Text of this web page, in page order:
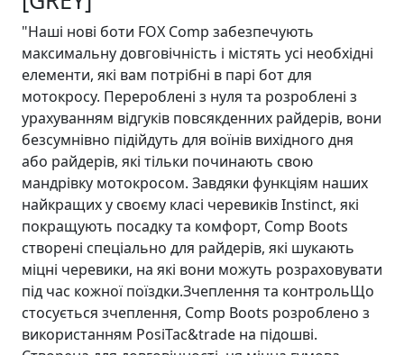
"Наші нові боти FOX Comp забезпечують
максимальну довговічність і містять усі необхідні
елементи, які вам потрібні в парі бот для
мотокросу. Перероблені з нуля та розроблені з
урахуванням відгуків повсякденних райдерiв, вони
безсумнівно підійдуть для воїнів вихідного дня
або райдерів, які тільки починають свою
мандрівку мотокросом. Завдяки функціям наших
найкращих у своєму класі черевиків Instinct, які
покращують посадку та комфорт, Comp Boots
створені спеціально для райдерiв, які шукають
міцні черевики, на які вони можуть розраховувати
під час кожної поїздки.Зчеплення та контрольЩо
стосується зчеплення, Comp Boots розроблено з
використанням PosiTac&trade на підошві.